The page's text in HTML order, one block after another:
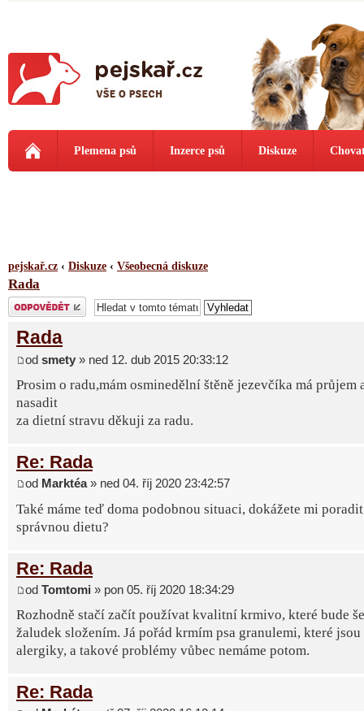
Plemena psů Inzerce psů Diskuze
pejskař.cz ‹ Diskuze ‹ Všeobecná diskuze
Rada
Odeslat odpověď
Rada
od smety » ned 12. dub 2015 20:33:12
Prosim o radu,mám osminedělní štěně jezevčíka má průjem
nasadit
za dietní stravu děkuji za radu.
Re: Rada
od Marktéa» ned 04. říj 2020 23:42:57
Také máme teď doma podobnou situaci, dokážete mi
správnou dietu?
Re: Rada
od Tomtomi » pon 05. říj 2020 18:34:29
Rozhodně stačí začít používat kvalitní krmivo, které bude
žaludek složením. Já pořád krmím psa granulemi, které
alergiky, a takové problémy vůbec nemáme potom.
Re: Rada